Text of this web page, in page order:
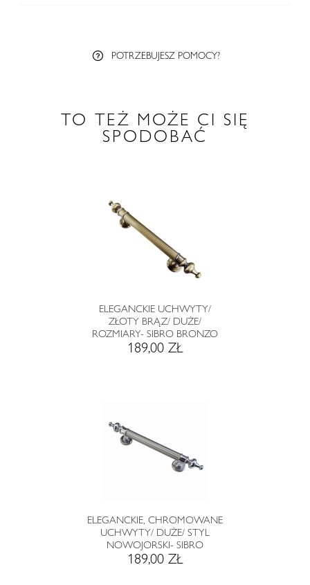
POTRZEBUJESZ POMOCY?
TO TEŻ MOŻE CI SIĘ
SPODOBAĆ
ELEGANCKIE UCHWYTY/
ZŁOTY BRĄZ/ DUŻE/
ROZMIARY- SIBRO BRONZO
189,00 ZŁ
ELEGANCKIE, CHROMOWANE
UCHWYTY/ DUŻE/ STYL
NOWOJORSKI- SIBRO
189,00 ZŁ